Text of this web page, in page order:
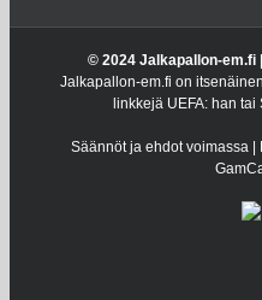
© 2024 Jalkapallon-em.fi
Jalkapallon-em.fi on
linkkejä UEFA: han
Säännöt ja ehdot voimassa